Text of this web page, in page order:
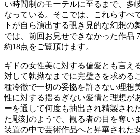
い時間制のモーテルに至るまで、多
なっている。そこでは、これらすべ
トが自ら演出する覗き見的な幻想の
では、前回お見せできなかった作品
約18点をご覧頂けます。
ギドの女性美に対する偏愛とも言え
対して執拗なまでに完璧さを求める
種冷徹で一切の妥協を許さない理想
性に対する揺るぎない愛情と理想が
ーを通して何度も抽出され精製され
た彫刻のようで、観る者の目を奪い
装置の中で芸術作品へと昇華された